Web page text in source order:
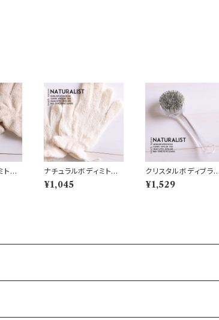
ト
ナチュラルボディミト
ン 綿 (N8)
¥1,045
クリスタルボディブラ
シ グレー・ハードタイ
プ (N12)
¥1,529